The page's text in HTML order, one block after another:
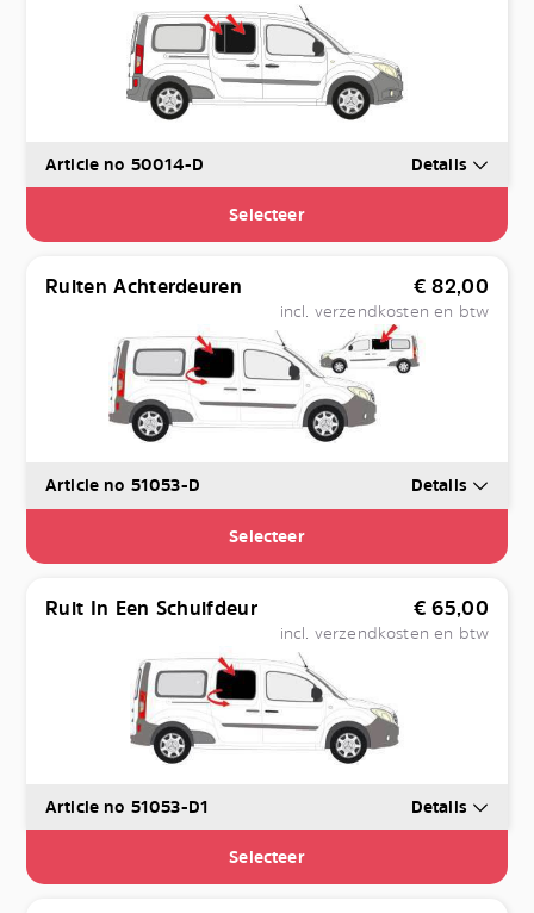
Article no 50014-D Details
Selecteer
Ruiten Achterdeuren € 82,00
incl. verzendkosten en btw
Article no 51053-D Details
Selecteer
Ruit In Een Schuifdeur € 65,00
incl. verzendkosten en btw
Article no 51053-D1 Details
Selecteer